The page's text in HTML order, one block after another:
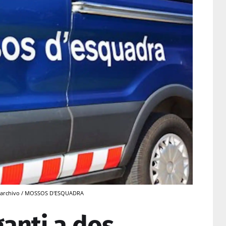
/ MOSSOS D'ESQUADRA